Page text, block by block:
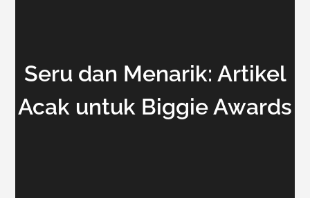
Seru dan Menarik: Artikel
Acak untuk Biggie Awards